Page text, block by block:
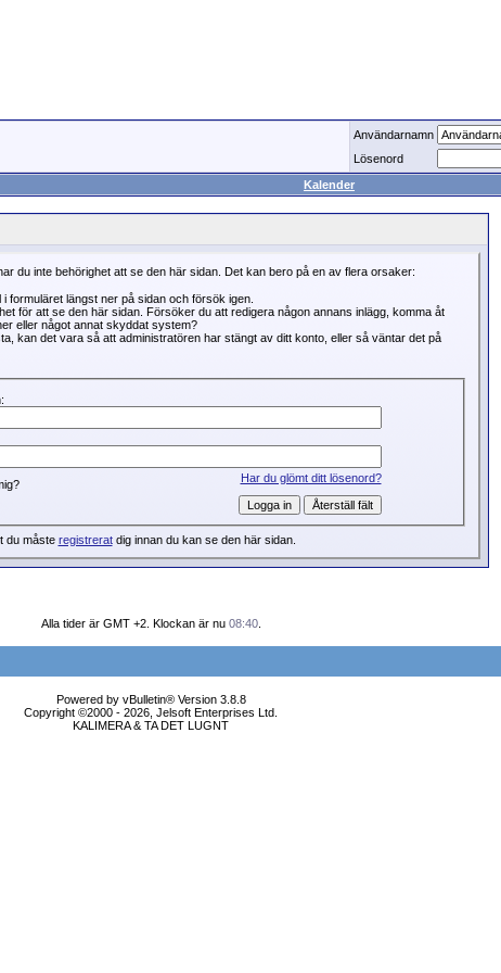
Användarnamn
Lösenord
Kalender
du inte behörighet att se den här sidan. Det kan bero på en av flera orsaker:
i formuläret längst ner på sidan och försök igen.
för att se den här sidan. Försöker du att redigera någon annans inlägg, komma åt
eller något annat skyddat system?
kan det vara så att administratören har stängt av ditt konto, eller så väntar det på
Har du glömt ditt lösenord?
du måste registreratdig innan du kan se den här sidan.
Alla tider är GMT +2. Klockan är nu 08:40.
Powered by vBulletin® Version 3.8.8
Copyright ©2000 - 2026, Jelsoft Enterprises Ltd.
KALIMERA & TA DET LUGNT